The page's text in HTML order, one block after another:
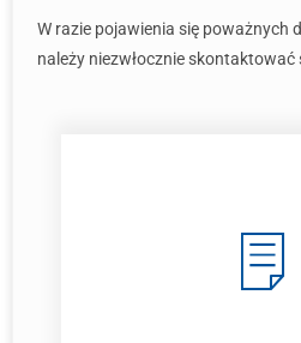
W razie pojawienia się poważnych
należy niezwłocznie skontaktować